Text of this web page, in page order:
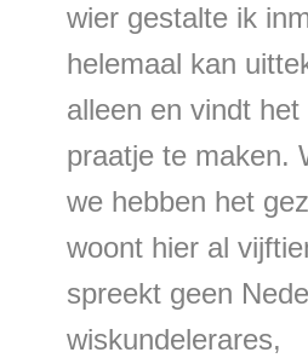
wier gestalte ik
helemaal kan
alleen en vindt
praatje te maken.
we hebben het
woont hier al
spreekt geen
wiskundelerares,